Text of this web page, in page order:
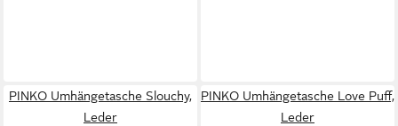
PINKO Umhängetasche Slouchy,
Leder
PINKO Umhängetasche Love Puff,
Leder